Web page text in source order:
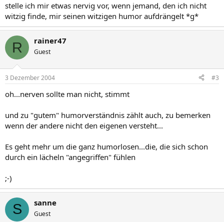
stelle ich mir etwas nervig vor, wenn jemand, den ich nicht
witzig finde, mir seinen witzigen humor aufdrängelt *g*
R rainer47
Guest
3 Dezember 2004 #3
oh...nerven sollte man nicht, stimmt
und zu "gutem" humorverständnis zählt auch, zu bemerken
wenn der andere nicht den eigenen versteht...
Es geht mehr um die ganz humorlosen...die, die sich schon
durch ein lächeln "angegriffen" fühlen
;-)
S sanne
Guest